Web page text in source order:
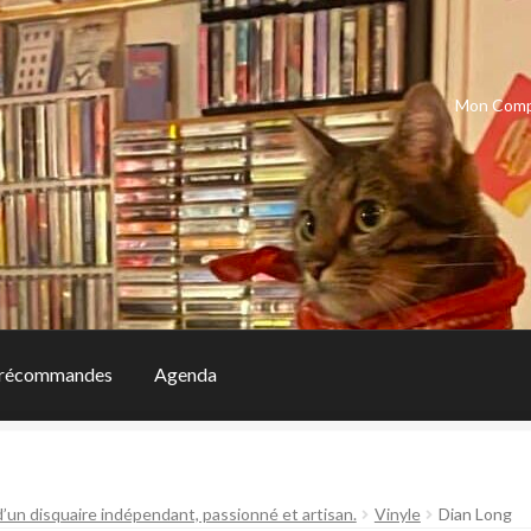
Mon
Agenda
disquaire indépendant, passionné et artisan. Vinyle Dian Long